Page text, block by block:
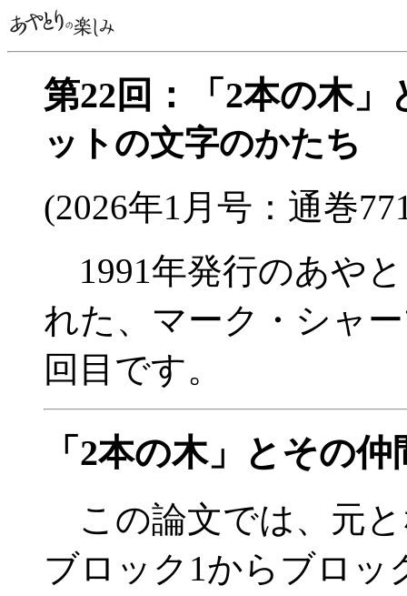
第22回：「2本の木
ットの文字のかたち
(2026年1月号：通巻
1991年発行のあや
れた、マーク・シャ
回目です。
「2本の木」とその
この論文では、元
ブロック1からブロッ